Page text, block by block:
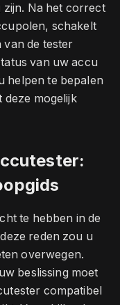
zijn. Na het correct
schakelt
van de tester
van uw accu
helpen te bepalen
deze mogelijk
te hebben in de
reden zou u
overwegen.
beslissing moet
compatibel